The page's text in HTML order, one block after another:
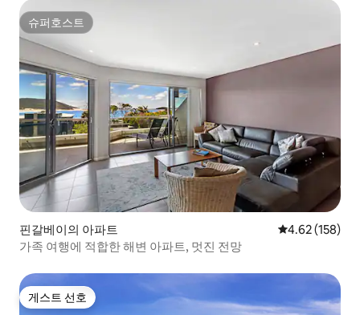
슈퍼호스트
슈퍼호스트
핀갈베이의 아파트 평점 4.62점(5
4.62 (158)
가족 여행에 적합한 해변 아파트, 멋진 전망
게스트 선호
게스트 선호